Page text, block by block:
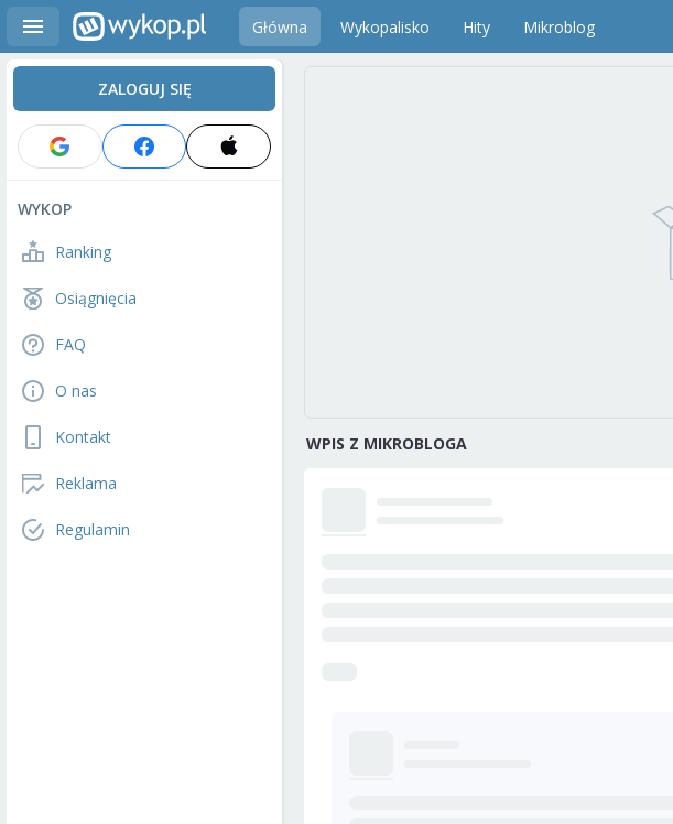
Główna Wykopalisko Hity Mikroblog
ZALOGUJ SIĘ
WYKOP
Ranking
Osiągnięcia
FAQ
O nas
Kontakt
Reklama
Regulamin
WPIS Z MIKROBLOGA